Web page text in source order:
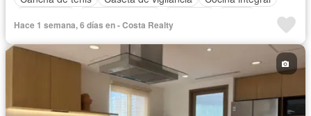
Recámara con closet
Seguridad
Completamente amueblado
Hace 1 semana, 6 días en - Costa Realty